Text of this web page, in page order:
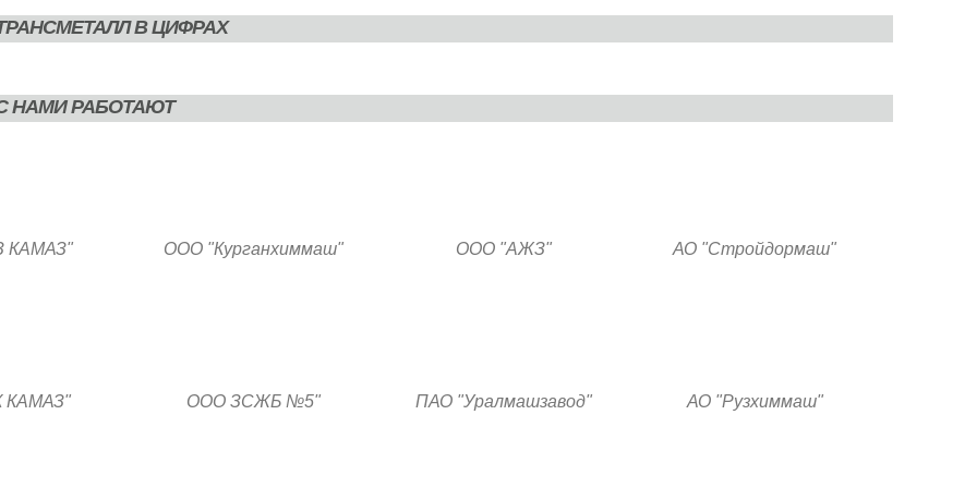
В ЦИФРАХ
НАМИ РАБОТАЮТ
КАМАЗ" ООО "Курганхиммаш" ООО "АЖЗ" АО "Стройдормаш"
КАМАЗ" ООО ЗСЖБ №5" ПАО "Уралмашзавод" АО "Рузхиммаш"